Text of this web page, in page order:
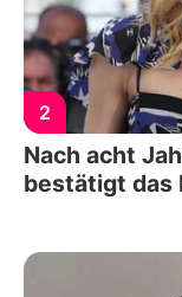
2
Nach acht
bestätigt das